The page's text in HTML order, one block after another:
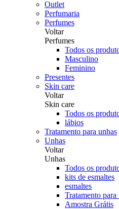
Outlet
Perfumaria
Perfumes
Voltar
Perfumes
Todos os
Masculino
Feminino
Presentes
Skin care
Voltar
Skin care
Todos os
lábios
Tratamento para unhas
Unhas
Voltar
Unhas
Todos os
kits de esmaltes
esmaltes
Tratamento para
Amostra Grátis